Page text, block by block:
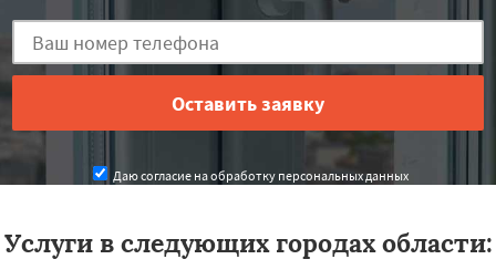
Даю согласие на обработку персональных данных
Услуги в следующих городах области: